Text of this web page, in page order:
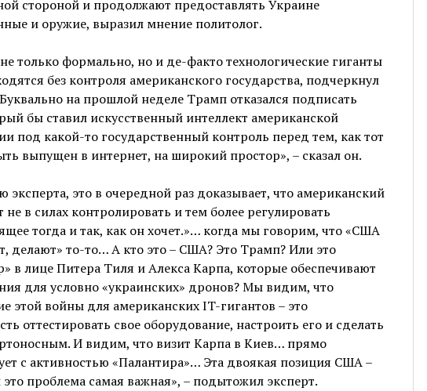
стороной и продолжают предоставлять Украине
и оружие, выразил мнение политолог.
только формально, но и де-факто технологические гиганты
без контроля американского государства, подчеркнул
на прошлой неделе Трамп отказался подписать
бы ставил искусственный интеллект американской
под какой-то государственный контроль перед тем, как тот
выпущен в интернет, на широкий простор», – сказал он.
это в очередной раз доказывает, что американский
не в силах контролировать и тем более регулировать
тогда и так, как он хочет.»… когда мы говорим, что «США
делают» то-то… А кто это – США? Это Трамп? Или это
в лице Питера Тиля и Алекса Карпа, которые обеспечивают
для условно «украинских» дронов? Мы видим, что
этой войны для американских IT-гигантов – это
оттестировать свое оборудование, настроить его и сделать
И видим, что визит Карпа в Киев… прямо
с активностью «Палантира»… Эта двоякая позиция США –
это проблема самая важная», – подытожил эксперт.